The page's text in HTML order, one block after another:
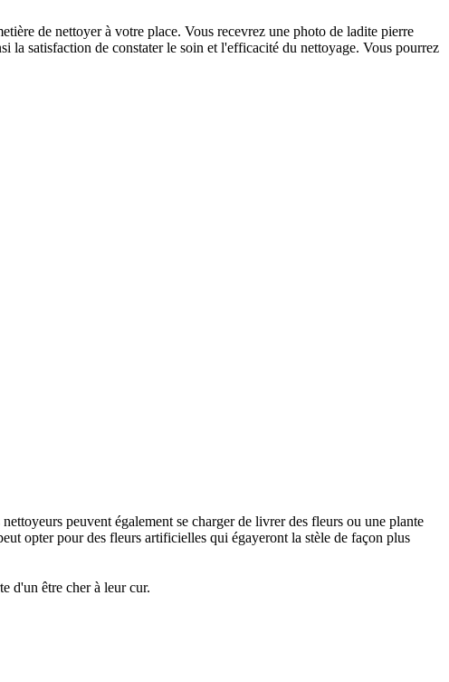
de nettoyer à votre place. Vous recevrez une photo de ladite pierre
la satisfaction de constater le soin et l'efficacité du nettoyage. Vous pourrez
peuvent également se charger de livrer des fleurs ou une plante
opter pour des fleurs artificielles qui égayeront la stèle de façon plus
d'un être cher à leur cur.